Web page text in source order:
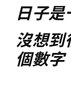
日子
沒想
個數字